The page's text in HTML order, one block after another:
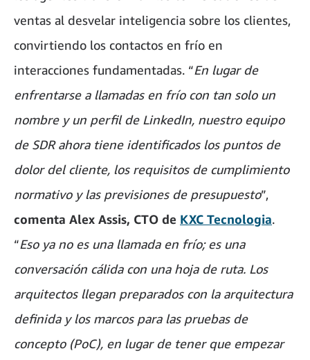
ventas al desvelar inteligencia sobre los clientes,
convirtiendo los contactos en frío en
interacciones fundamentadas. “En lugar de
enfrentarse a llamadas en frío con tan solo un
nombre y un perfil de LinkedIn, nuestro equipo
de SDR ahora tiene identificados los puntos de
dolor del cliente, los requisitos de cumplimiento
normativo y las previsiones de presupuesto”,
comenta Alex Assis, CTO de KXC Tecnologia.
“Eso ya no es una llamada en frío; es una
conversación cálida con una hoja de ruta. Los
arquitectos llegan preparados con la arquitectura
definida y los marcos para las pruebas de
concepto (PoC), en lugar de tener que empezar